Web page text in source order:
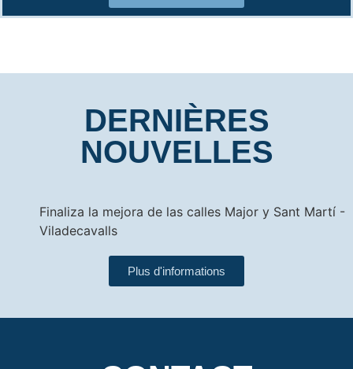
DERNIÈRES
NOUVELLES
Finaliza la mejora de las calles Major y Sant Martí -
Viladecavalls
Plus d'informations